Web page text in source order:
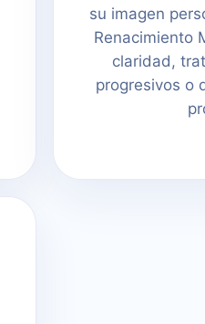
su imagen
Renacimiento
claridad,
progresivos o